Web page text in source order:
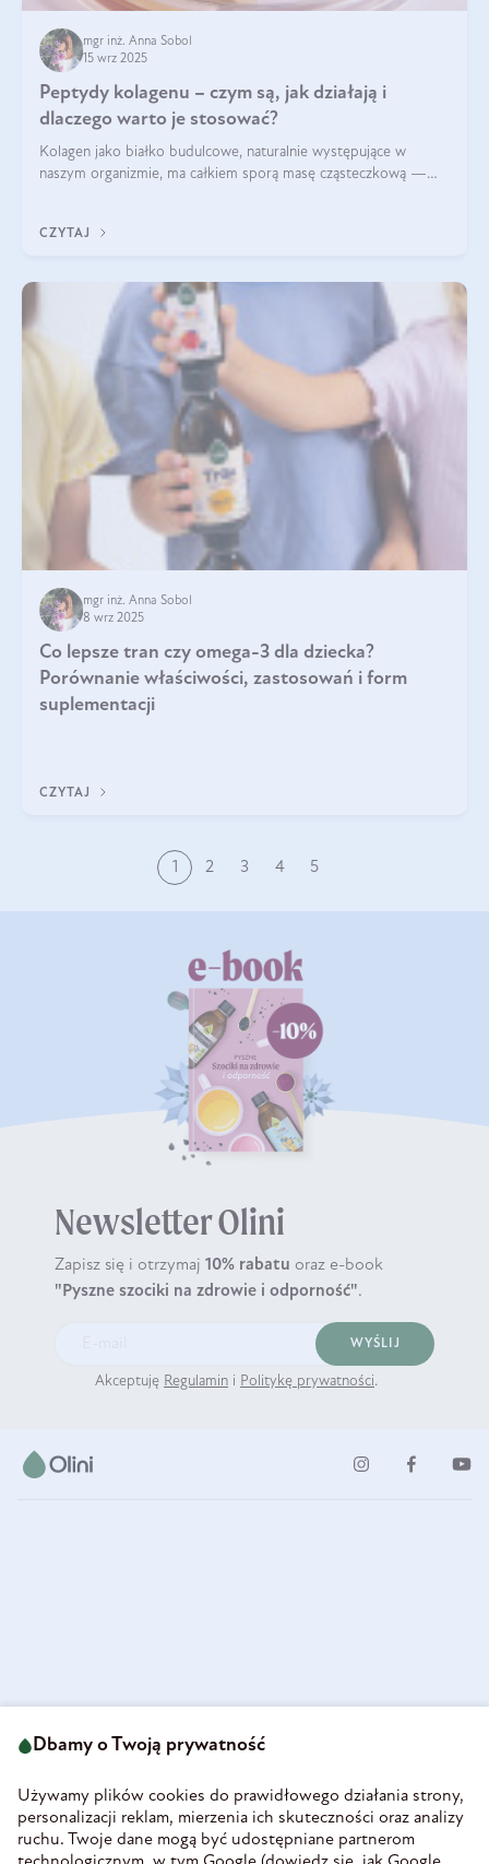
mgr inż. Anna Sobol
15 wrz 2025
Peptydy kolagenu – czym są, jak działają i
dlaczego warto je stosować?
Kolagen jako białko budulcowe, naturalnie występujące w
naszym organizmie, ma całkiem sporą masę cząsteczkową —
bardziej biodostępny
CZYTAJ
mgr inż. Anna Sobol
8 wrz 2025
Co lepsze tran czy omega-3 dla dziecka?
Porównanie właściwości, zastosowań i form
suplementacji
CZYTAJ
1 2 3 4 5
Newsletter Olini
Zapisz się i otrzymaj 10% rabatu oraz e-book
"Pyszne szociki na zdrowie i odporność".
WYŚLIJ
Akceptuję Regulamin i Politykę prywatności.
58-160 Świebodzice
REGON 890213034
INFORMACJE
Dbamy o Twoją prywatność
Używamy plików cookies do prawidłowego działania strony,
personalizacji reklam, mierzenia ich skuteczności oraz analizy
ruchu. Twoje dane mogą być udostępniane partnerom